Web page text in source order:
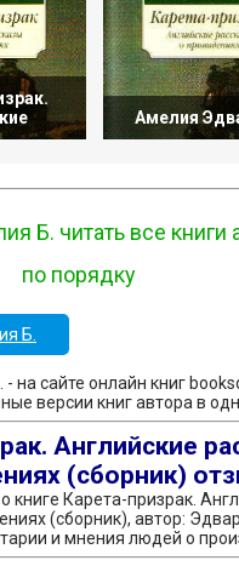
Амелия
Б. читать все книги
по порядку
Б.
на сайте онлайн книг
версии книг автора в
Английские
(сборник)
книге Карета-призрак.
(сборник), автор:
и мнения людей о